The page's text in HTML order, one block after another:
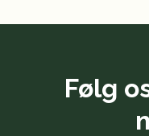
Følg